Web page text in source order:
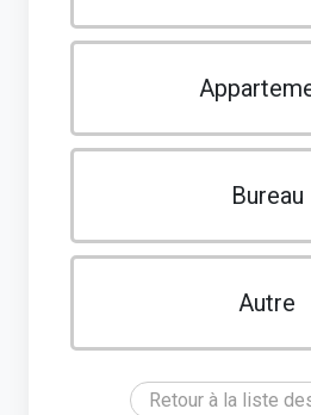
Bureau
Autre
Retour à la liste